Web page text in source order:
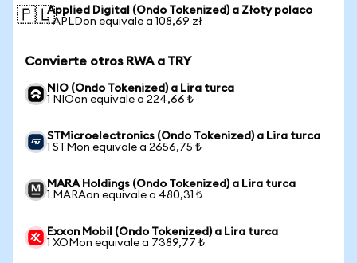
🇵🇱Applied Digital (Ondo Tokenized) a Złoty polaco
1 APLDon equivale a 108,69 zł
Convierte otros RWA a TRY
NIO (Ondo Tokenized) a Lira turca
1 NIOon equivale a 224,66 ₺
STMicroelectronics (Ondo Tokenized) a Lira turca
1 STMon equivale a 2656,75 ₺
MARA Holdings (Ondo Tokenized) a Lira turca
1 MARAon equivale a 480,31 ₺
Exxon Mobil (Ondo Tokenized) a Lira turca
1 XOMon equivale a 7389,77 ₺